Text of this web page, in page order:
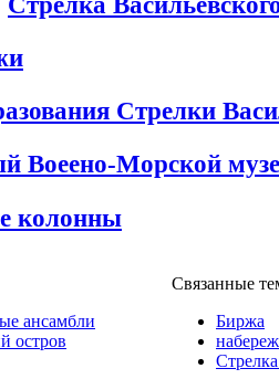
Стрелки
Воеено-Морской
колонны
ансамбли
остров
Связанные
Биржа